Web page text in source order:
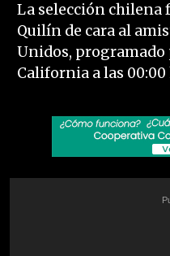
La selección chilena
Quilín de cara al
Unidos, programado
California a las 00:00